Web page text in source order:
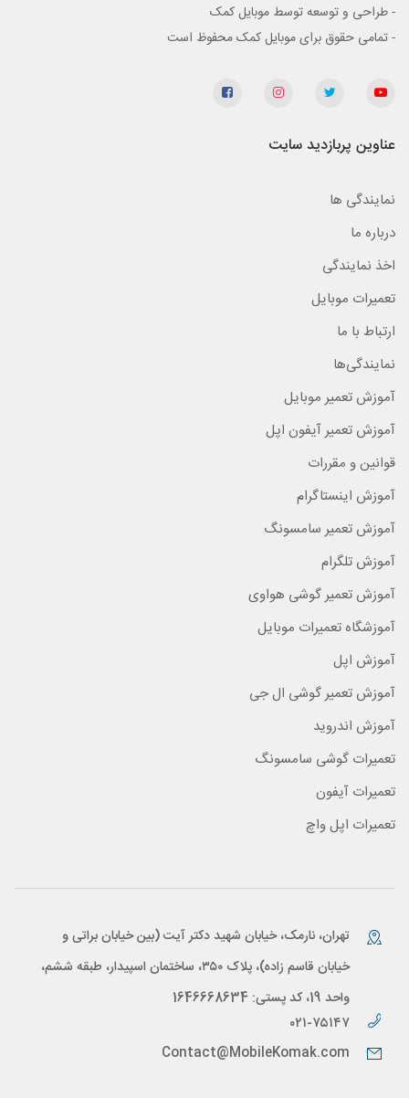
- طراحی و توسعه توسط موبایل کمک
- تمامی حقوق برای موبایل کمک محفوظ است
عناوین پربازدید سایت
نمایندگی ها
درباره ما
اخذ نمایندگی
تعمیرات موبایل
ارتباط با ما
نمایندگی‌ها
آموزش تعمیر موبایل
آموزش تعمیر آیفون اپل
قوانین و مقررات
آموزش اینستاگرام
آموزش تعمیر سامسونگ
آموزش تلگرام
آموزش تعمیر گوشی هواوی
آموزشگاه تعمیرات موبایل
آموزش اپل
آموزش تعمیر گوشی ال جی
آموزش اندروید
تعمیرات گوشی سامسونگ
تعمیرات آیفون
تعمیرات اپل واچ
تهران، نارمک، خیابان شهید دکتر آیت (بین خیابان براتی و
خیابان قاسم زاده)، پلاک ۳۵۰، ساختمان اسپیدار، طبقه ششم،
واحد 19، کد پستی: 1646668634
۰۲۱-۷۵۱۴۷
Contact@MobileKomak.com